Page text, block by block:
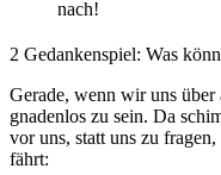
nach!
2 Gedankenspiel: Was
Gerade, wenn wir uns
gnadenlos zu sein. Da
vor uns, statt uns zu
fährt: